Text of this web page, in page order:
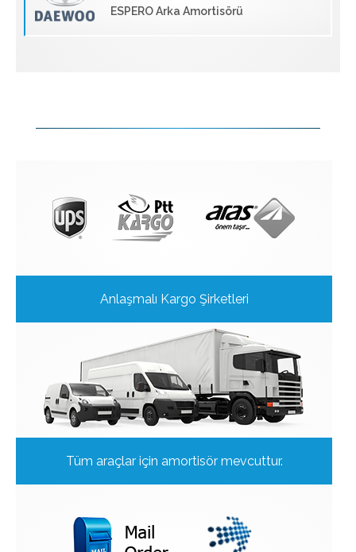
ESPERO Arka Amortisörü
Anlaşmalı Kargo Şirketleri
Tüm araçlar için amortisör mevcuttur.